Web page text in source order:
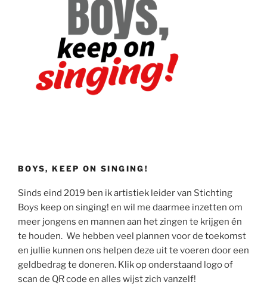
BOYS, KEEP ON SINGING!
Sinds eind 2019 ben ik artistiek leider van Stichting
Boys keep on singing! en wil me daarmee inzetten om
meer jongens en mannen aan het zingen te krijgen én
te houden. We hebben veel plannen voor de toekomst
en jullie kunnen ons helpen deze uit te voeren door een
geldbedrag te doneren. Klik op onderstaand logo of
scan de QR code en alles wijst zich vanzelf!